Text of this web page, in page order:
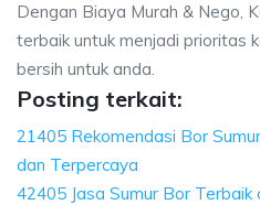
Dengan Biaya Murah & Nego,
terbaik untuk menjadi prioritas
bersih untuk anda.
Posting terkait:
21405 Rekomendasi Bor
dan Terpercaya
42405 Jasa Sumur Bor